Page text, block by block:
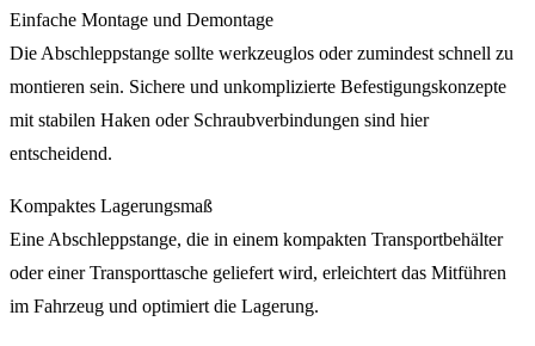
Einfache Montage und Demontage
Die Abschleppstange sollte werkzeuglos oder zumindest schnell zu
montieren sein. Sichere und unkomplizierte Befestigungskonzepte
mit stabilen Haken oder Schraubverbindungen sind hier
entscheidend.
Kompaktes Lagerungsmaß
Eine Abschleppstange, die in einem kompakten Transportbehälter
oder einer Transporttasche geliefert wird, erleichtert das Mitführen
im Fahrzeug und optimiert die Lagerung.